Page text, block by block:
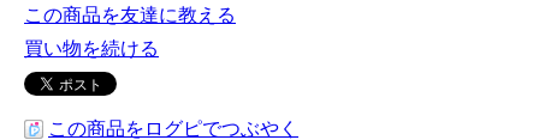
この商品を友達に教える
買い物を続ける
この商品をログピでつぶやく